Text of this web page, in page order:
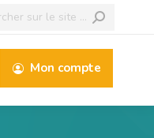
Mon compte